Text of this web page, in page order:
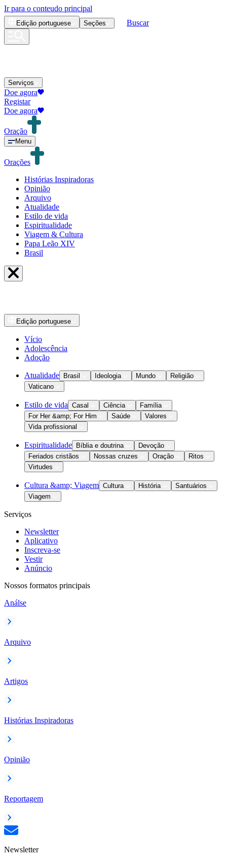
Ir para o conteudo principal
Edição portuguese Seções Buscar
Serviços
Doe agora
Registar
Doe agora
Oração
Menu
Orações
Histórias Inspiradoras
Opinião
Arquivo
Atualidade
Estilo de vida
Espiritualidade
Viagem & Cultura
Papa Leão XIV
Brasil
Edição portuguese
Vício
Adolescência
Adoção
Atualidade Brasil Ideologia Mundo
Religião
Vaticano
Estilo de vida Casal Ciência
Família
For Her &amp; For Him
Saúde
Valores
Vida profissional
Espiritualidade Bíblia e doutrina
Devoção
Feriados cristãos
Nossas cruzes Oração
Ritos
Virtudes
Cultura &amp; Viagem Cultura História
Santuários
Viagem
Serviços
Newsletter
Aplicativo
Inscreva-se
Vestir
Anúncio
Nossos formatos principais
Análse
Arquivo
Artigos
Histórias Inspiradoras
Opinião
Reportagem
Newsletter